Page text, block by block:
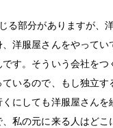
る部分がありますが、
洋服屋さんをやってい
す。そういう会社を
いるので、もし独立す
にしても洋服屋さんを
私の元に来る人はどこ